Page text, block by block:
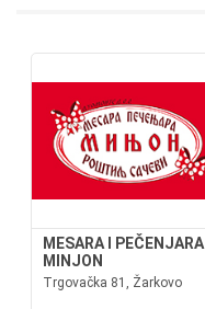
MESARA I PEČENJARA
MINJON
Trgovačka 81, Žarkovo